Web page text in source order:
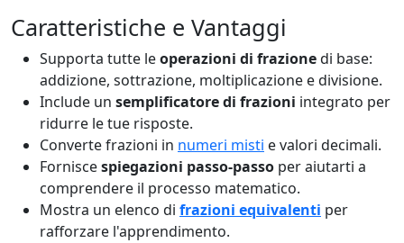
Caratteristiche e Vantaggi
Supporta tutte leoperazioni di frazionedi base:
addizione, sottrazione, moltiplicazione e divisione.
Include un semplificatore di frazioni integrato per
ridurre le tue risposte.
Converte frazioni in numeri misti e valori decimali.
Forniscespiegazioni passo-passo per aiutarti a
comprendere il processo matematico.
Mostra un elenco di frazioni equivalenti per
rafforzare l'apprendimento.